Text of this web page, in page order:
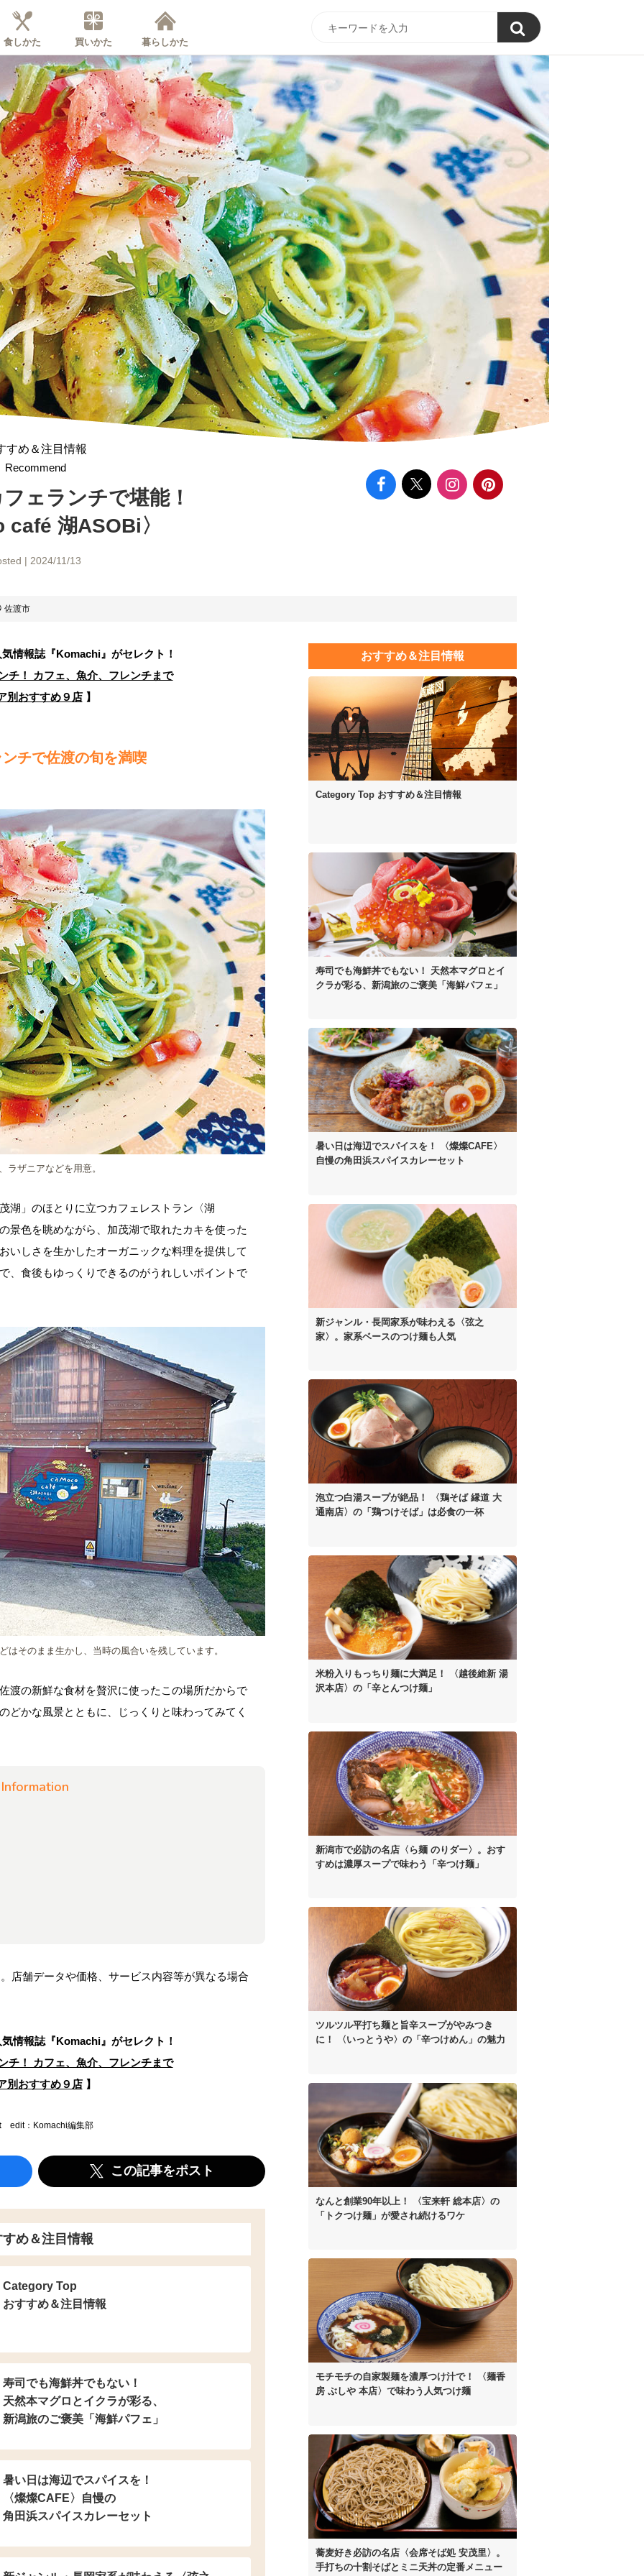
食しかた 買いかた 暮らしかた
すめ＆注目情報
Recommend
ェランチで堪能！
湖ASOBi〉
| 2024/11/13
佐渡市
情報誌 『Komachi』がセレクト！
チ！ カフェ、魚介、フレンチまで
別おすすめ９店】
チで佐渡の旬を満喫
ラザニアなどを用意。
湖」のほとりに立つカフェレストラン〈湖
景色を眺めながら、加茂湖で取れたカキを使った
いしさを生かしたオーガニックな料理を提供して
、食後もゆっくりできるのがうれしいポイントで
はそのまま生かし、当時の風合いを残しています。
渡の新鮮な食材を贅沢に使ったこの場所だからで
どかな風景とともに、じっくりと味わってみてく
Information
店舗データや価格、サービス内容等が異なる場合
情報誌 『Komachi』がセレクト！
チ！ カフェ、魚介、フレンチまで
別おすすめ９店】
edit：Komachi編集部
この記事をポスト
め＆注目情報
Category Top
おすすめ＆注目情報
寿司でも海鮮丼でもない！
天然本マグロとイクラが彩る、
新潟旅のご褒美「海鮮パフェ」
暑い日は海辺でスパイスを！
〈燦燦CAFE〉自慢の
角田浜スパイスカレーセット
おすすめ＆注目情報
Category Top おすすめ＆注目情報
寿司でも海鮮丼でもない！ 天然本マグロとイ
クラが彩る、 新潟旅のご褒美「海鮮パフェ」
暑い日は海辺でスパイスを！
〈燦燦CAFE〉
自慢の角田浜スパイスカレーセット
新ジャンル・長岡家系が味わえる〈弦之
家〉。 家系ベースのつけ麺も人気
泡立つ白湯スープが絶品！
〈鶏そば 縁道 大
通南店〉の 「鶏つけそば」は必食の一杯
米粉入り もっちり麺に大満足！
〈越後維新 湯
沢本店〉の 「辛とんつけ麺」
新潟市で必訪の名店 〈ら麺 のりダー〉。 おす
すめは濃厚スープで味わう「辛つけ麺」
ツルツル平打ち麺と 旨辛スープがやみつき
に！
〈いっとうや〉の 「辛つけめん」の魅力
なんと創業90年以上！
〈宝来軒 総本店〉の
「トクつけ麺」が愛され続けるワケ
モチモチの自家製麺を濃厚つけ汁で！
〈麺香
房 ぶしや 本店〉 で味わう人気つけ麺
蕎麦好き必訪の名店 〈会席そば処 安茂里〉。
手打ちの十割そばと ミニ天丼の定番メニュー